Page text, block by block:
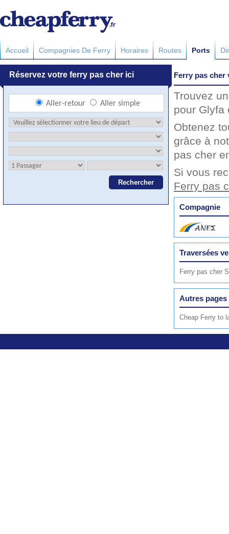
Accueil Compagnies De Ferry Horaires Routes Ports
Ferry pas cher
Trouvez
pour Glyfa
Obtenez
grâce à
pas cher
Si vous
Ferry pas
Compagnie
Traversées
Ferry pas cher
Autres pages
Cheap Ferry to